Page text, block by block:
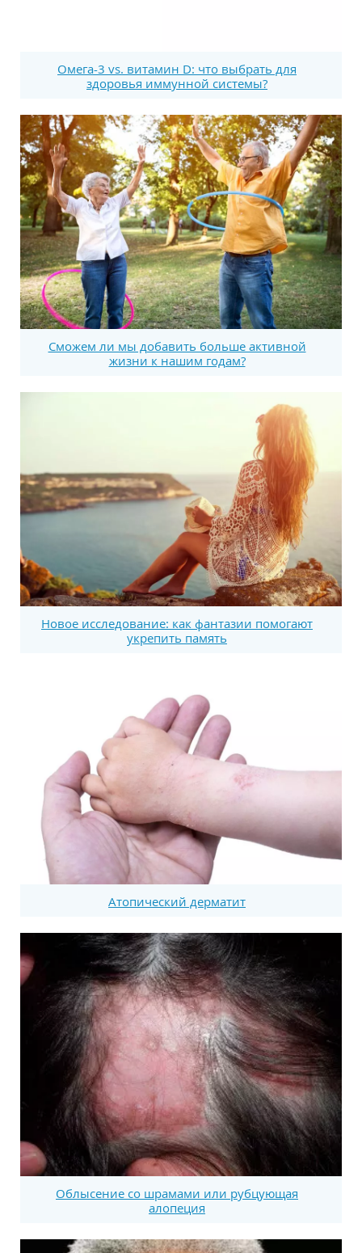
Омега-3 vs. витамин D: что выбрать для
здоровья иммунной системы?
Сможем ли мы добавить больше активной
жизни к нашим годам?
Новое исследование: как фантазии помогают
укрепить память
Атопический дерматит
Облысение со шрамами или рубцующая
алопеция